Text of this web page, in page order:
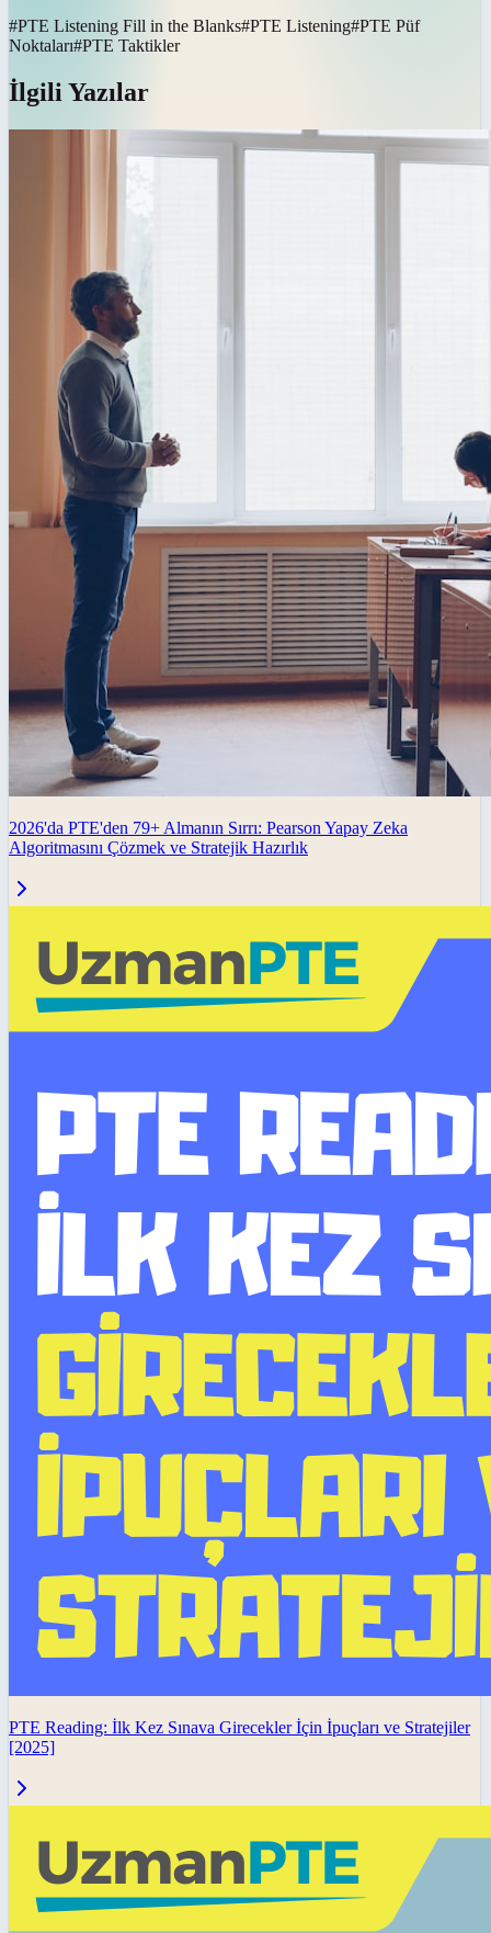
#PTE Listening Fill in the Blanks#PTE Listening#PTE Püf
Noktaları#PTE Taktikler
İlgili Yazılar
2026'da PTE'den 79+ Almanın Sırrı: Pearson Yapay Zeka
Algoritmasını Çözmek ve Stratejik Hazırlık
PTE Reading: İlk Kez Sınava Girecekler İçin İpuçları ve Stratejiler
[2025]